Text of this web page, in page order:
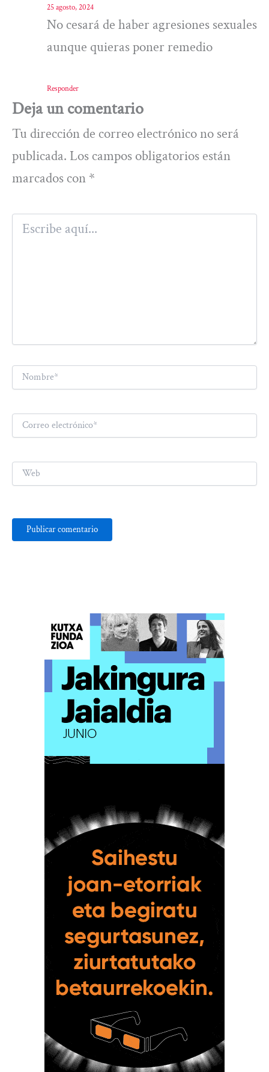
25 agosto, 2024
No cesará de haber agresiones sexuales
aunque quieras poner remedio
Responder
Deja un comentario
Tu dirección de correo electrónico no será
publicada. Los campos obligatorios están
marcados con *
Escribe
aquí...
Nombre*
Correo
electrónico*
Web